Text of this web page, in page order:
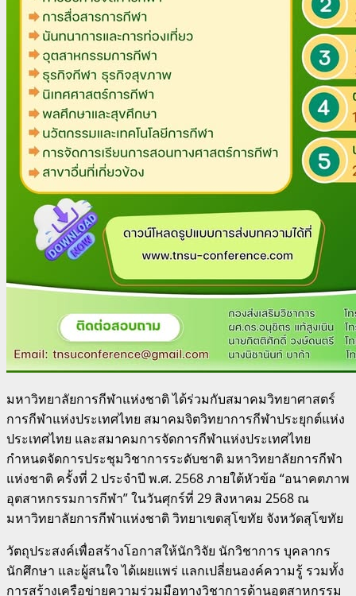
มหาวิทยาลัยการกีฬาแห่งชาติ ได้ร่วมกับสมาคมวิทยาศาสตร์
การกีฬาแห่งประเทศไทย สมาคมจิตวิทยาการกีฬาประยุกต์แห่ง
ประเทศไทย และสมาคมการจัดการกีฬาแห่งประเทศไทย
กำหนดจัดการประชุมวิชาการระดับชาติ มหาวิทยาลัยการกีฬา
แห่งชาติ ครั้งที่ 2 ประจำปี พ.ศ. 2568 ภายใต้หัวข้อ “อนาคตภาพ
อุตสาหกรรมการกีฬา” ในวันศุกร์ที่ 29 สิงหาคม 2568 ณ
มหาวิทยาลัยการกีฬาแห่งชาติ วิทยาเขตสุโขทัย จังหวัดสุโขทัย
วัตถุประสงค์เพื่อสร้างโอกาสให้นักวิจัย นักวิชาการ บุคลากร
นักศึกษา และผู้สนใจ ได้เผยแพร่ แลกเปลี่ยนองค์ความรู้ รวมทั้ง
การสร้างเครือข่ายความร่วมมือทางวิชาการด้านอุตสาหกรรม